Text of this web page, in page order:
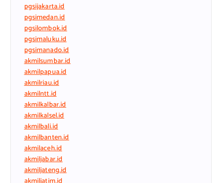
pgsijakarta.id
pgsimedan.id
pgsilombok.id
pgsimaluku.id
pgsimanado.id
akmilsumbar.id
akmilpapua.id
akmilriau.id
akmilntt.id
akmilkalbar.id
akmilkalsel.id
akmilbali.id
akmilbanten.id
akmilaceh.id
akmiljabar.id
akmiljateng.id